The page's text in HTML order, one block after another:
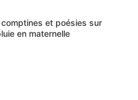
et poésies sur
en maternelle